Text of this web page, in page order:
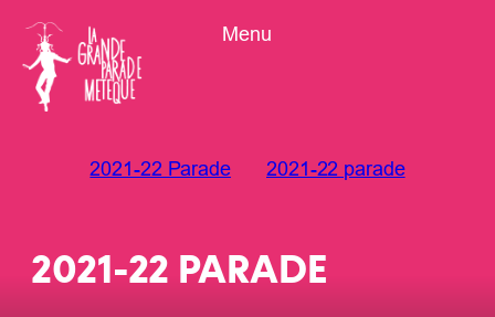
Aller
contenu
Menu
2021-22 Parade 2021-22 parade
2021-22 PARADE